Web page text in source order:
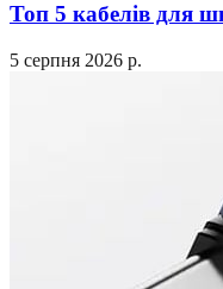
Топ 5 кабелів для
5 серпня 2026 р.